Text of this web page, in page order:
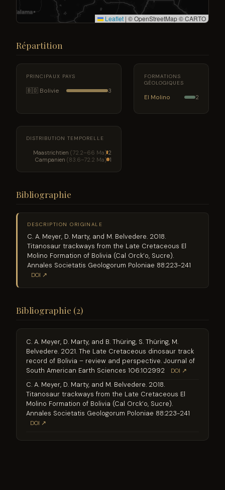
Leaflet | © OpenStreetMap © CARTO
Répartition
PRINCIPAUX PAYS
🇧🇴 Bolivie 3
FORMATIONS
GÉOLOGIQUES
El Molino 2
DISTRIBUTION TEMPORELLE
Maastrichtien (72.2–66 Ma) 2
Campanien (83.6–72.2 Ma) 1
Bibliographie
DESCRIPTION ORIGINALE
C. A. Meyer, D. Marty, and M. Belvedere. 2018.
Titanosaur trackways from the Late Cretaceous El
Molino Formation of Bolivia (Cal Orck’o, Sucre).
Annales Societatis Geologorum Poloniae 88:223-241
DOI ↗
Bibliographie (2)
C. A. Meyer, D. Marty, and B. Thüring, S. Thüring, M.
Belvedere. 2021. The Late Cretaceous dinosaur track
record of Bolivia – review and perspective. Journal of
South American Earth Sciences 106:102992
DOI ↗
C. A. Meyer, D. Marty, and M. Belvedere. 2018.
Titanosaur trackways from the Late Cretaceous El
Molino Formation of Bolivia (Cal Orck’o, Sucre).
Annales Societatis Geologorum Poloniae 88:223-241
DOI ↗